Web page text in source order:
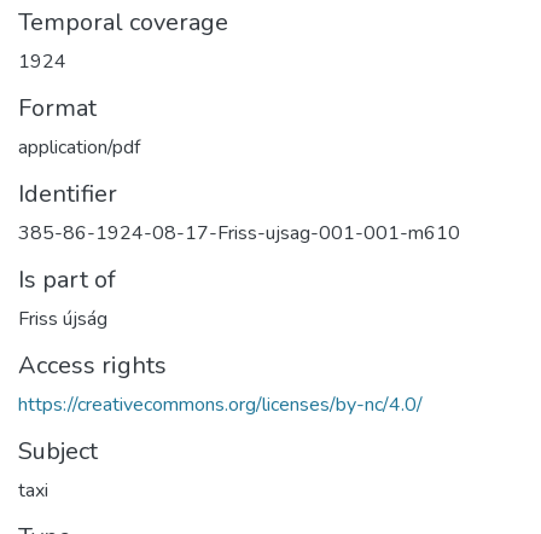
Temporal coverage
1924
Format
application/pdf
Identifier
385-86-1924-08-17-Friss-ujsag-001-001-m610
Is part of
Friss újság
Access rights
https://creativecommons.org/licenses/by-nc/4.0/
Subject
taxi